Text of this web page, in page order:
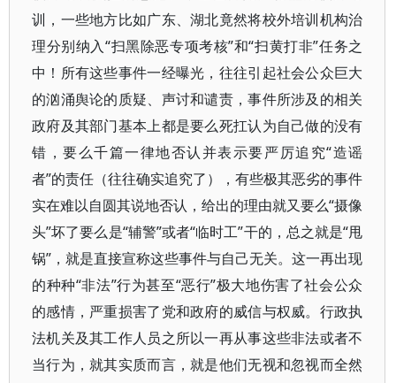
训，一些地方比如广东、湖北竟然将校外培训机构治
理分别纳入“扫黑除恶专项考核”和“扫黄打非”任务之
中！所有这些事件一经曝光，往往引起社会公众巨大
的汹涌舆论的质疑、声讨和谴责，事件所涉及的相关
政府及其部门基本上都是要么死扛认为自己做的没有
错，要么千篇一律地否认并表示要严厉追究“造谣
者”的责任（往往确实追究了），有些极其恶劣的事件
实在难以自圆其说地否认，给出的理由就又要么“摄像
头”坏了要么是“辅警”或者“临时工”干的，总之就是“甩
锅”，就是直接宣称这些事件与自己无关。这一再出现
的种种“非法”行为甚至“恶行”极大地伤害了社会公众
的感情，严重损害了党和政府的威信与权威。行政执
法机关及其工作人员之所以一再从事这些非法或者不
当行为，就其实质而言，就是他们无视和忽视而全然